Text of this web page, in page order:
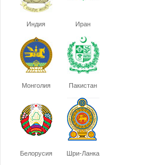
Индия Иран
Монголия Пакистан
Белорусия Шри-Ланка